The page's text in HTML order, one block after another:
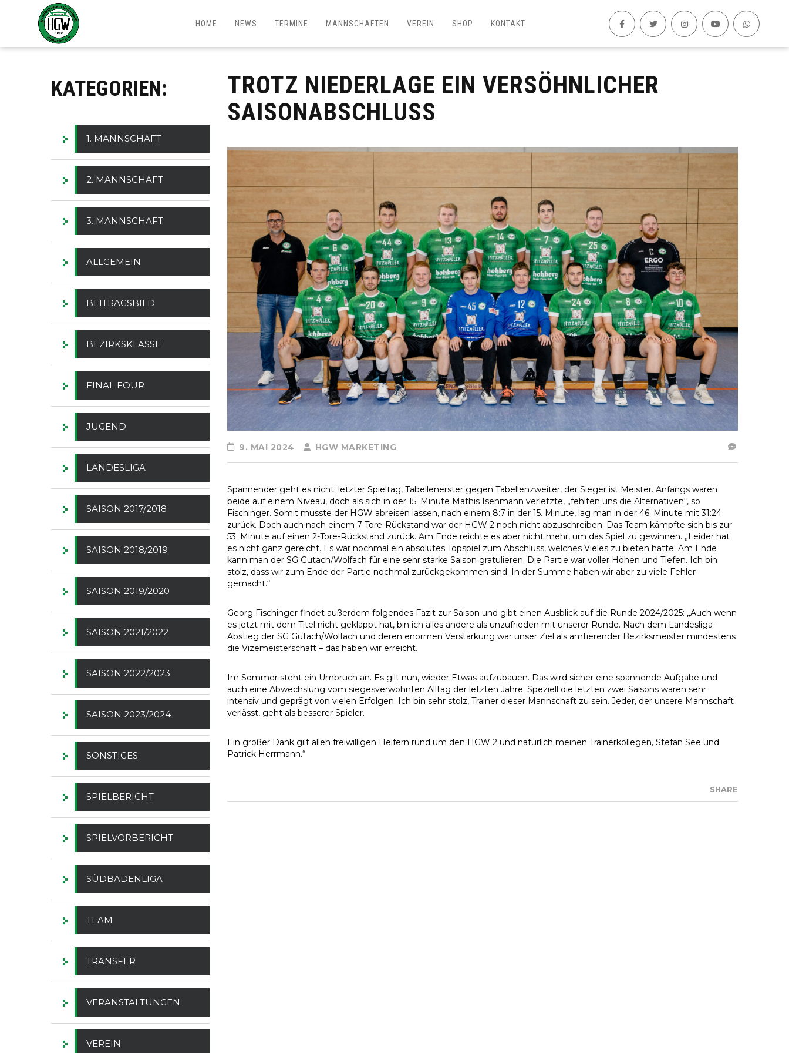
HOME NEWS TERMINE MANNSCHAFTEN VEREIN SHOP KONTAKT
TROTZ NIEDERLAGE EIN VERSÖHNLICHER
SAISONABSCHLUSS
9. MAI 2024 HGW MARKETING
Spannender geht es nicht: letzter Spieltag, Tabellenerster gegen Tabellenzweiter, der Sieger ist Meister. Anfangs waren
beide auf einem Niveau, doch als sich in der 15. Minute Mathis Isenmann verletzte, „fehlten uns die Alternativen“, so
Fischinger. Somit musste der HGW abreisen lassen, nach einem 8:7 in der 15. Minute, lag man in der 46. Minute mit 31:24
zurück. Doch auch nach einem 7-Tore-Rückstand war der HGW 2 noch nicht abzuschreiben. Das Team kämpfte sich bis zur
53. Minute auf einen 2-Tore-Rückstand zurück. Am Ende reichte es aber nicht mehr, um das Spiel zu gewinnen. „Leider hat
es nicht ganz gereicht. Es war nochmal ein absolutes Topspiel zum Abschluss, welches Vieles zu bieten hatte. Am Ende
kann man der SG Gutach/Wolfach für eine sehr starke Saison gratulieren. Die Partie war voller Höhen und Tiefen. Ich bin
stolz, dass wir zum Ende der Partie nochmal zurückgekommen sind. In der Summe haben wir aber zu viele Fehler
gemacht.“
Georg Fischinger findet außerdem folgendes Fazit zur Saison und gibt einen Ausblick auf die Runde 2024/2025: „Auch wenn
es jetzt mit dem Titel nicht geklappt hat, bin ich alles andere als unzufrieden mit unserer Runde. Nach dem Landesliga-
Abstieg der SG Gutach/Wolfach und deren enormen Verstärkung war unser Ziel als amtierender Bezirksmeister mindestens
die Vizemeisterschaft – das haben wir erreicht.
Im Sommer steht ein Umbruch an. Es gilt nun, wieder Etwas aufzubauen. Das wird sicher eine spannende Aufgabe und
auch eine Abwechslung vom siegesverwöhnten Alltag der letzten Jahre. Speziell die letzten zwei Saisons waren sehr
intensiv und geprägt von vielen Erfolgen. Ich bin sehr stolz, Trainer dieser Mannschaft zu sein. Jeder, der unsere Mannschaft
verlässt, geht als besserer Spieler.
Ein großer Dank gilt allen freiwilligen Helfern rund um den HGW 2 und natürlich meinen Trainerkollegen, Stefan See und
Patrick Herrmann.“
SHARE
KATEGORIEN:
1. MANNSCHAFT
2. MANNSCHAFT
3. MANNSCHAFT
ALLGEMEIN
BEITRAGSBILD
BEZIRKSKLASSE
FINAL FOUR
JUGEND
LANDESLIGA
SAISON 2017/2018
SAISON 2018/2019
SAISON 2019/2020
SAISON 2021/2022
SAISON 2022/2023
SAISON 2023/2024
SONSTIGES
SPIELBERICHT
SPIELVORBERICHT
SÜDBADENLIGA
TEAM
TRANSFER
VERANSTALTUNGEN
VEREIN